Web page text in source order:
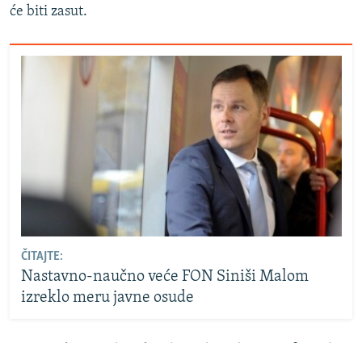
će biti zasut.
ČITAJTE:
Nastavno-naučno veće FON Siniši Malom
izreklo meru javne osude